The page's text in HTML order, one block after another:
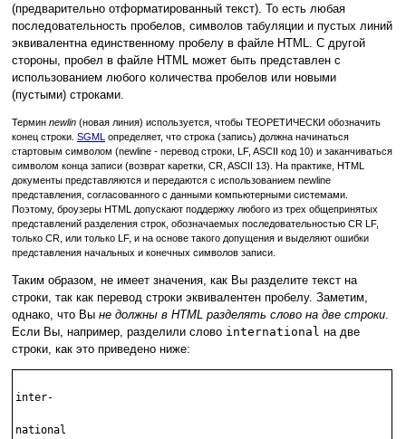
(предварительно отформатированный текст). То есть любая
последовательность пробелов, символов табуляции и пустых линий
эквивалентна единственному пробелу в файле HTML. С другой
стороны, пробел в файле HTML может быть представлен с
использованием любого количества пробелов или новыми
(пустыми) строками.
Термин newlin (новая линия) используется, чтобы ТЕОРЕТИЧЕСКИ обозначить
конец строки. SGML определяет, что строка (запись) должна начинаться
стартовым символом (newline - перевод строки, LF, ASCII код 10) и заканчиваться
символом конца записи (возврат каретки, CR, ASCII 13). На практике, HTML
документы представляются и передаются с использованием newline
представления, согласованного с данными компьютерными системами.
Поэтому, броузеры HTML допускают поддержку любого из трех общепринятых
представлений разделения строк, обозначаемых последовательностью CR LF,
только CR, или только LF, и на основе такого допущения и выделяют ошибки
представления начальных и конечных символов записи.
Таким образом, не имеет значения, как Вы разделите текст на
строки, так как перевод строки эквивалентен пробелу. Заметим,
однако, что Вы не должны в HTML разделять слово на две строки
Если Вы, например, разделили слово international на две
строки, как это приведено ниже:
inter-
national